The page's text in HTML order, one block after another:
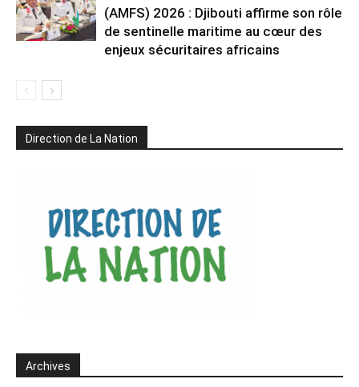
(AMFS) 2026 : Djibouti affirme son rôle
de sentinelle maritime au cœur des
enjeux sécuritaires africains
Direction de La Nation
Archives